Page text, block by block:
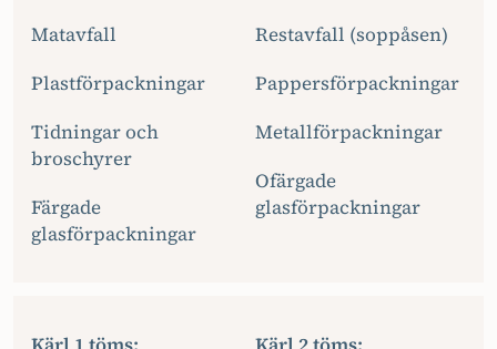
Matavfall
Plastförpackningar
Tidningar och
broschyrer
Färgade
glasförpackningar
Restavfall (soppåsen)
Pappersförpackningar
Metallförpackningar
Ofärgade
glasförpackningar